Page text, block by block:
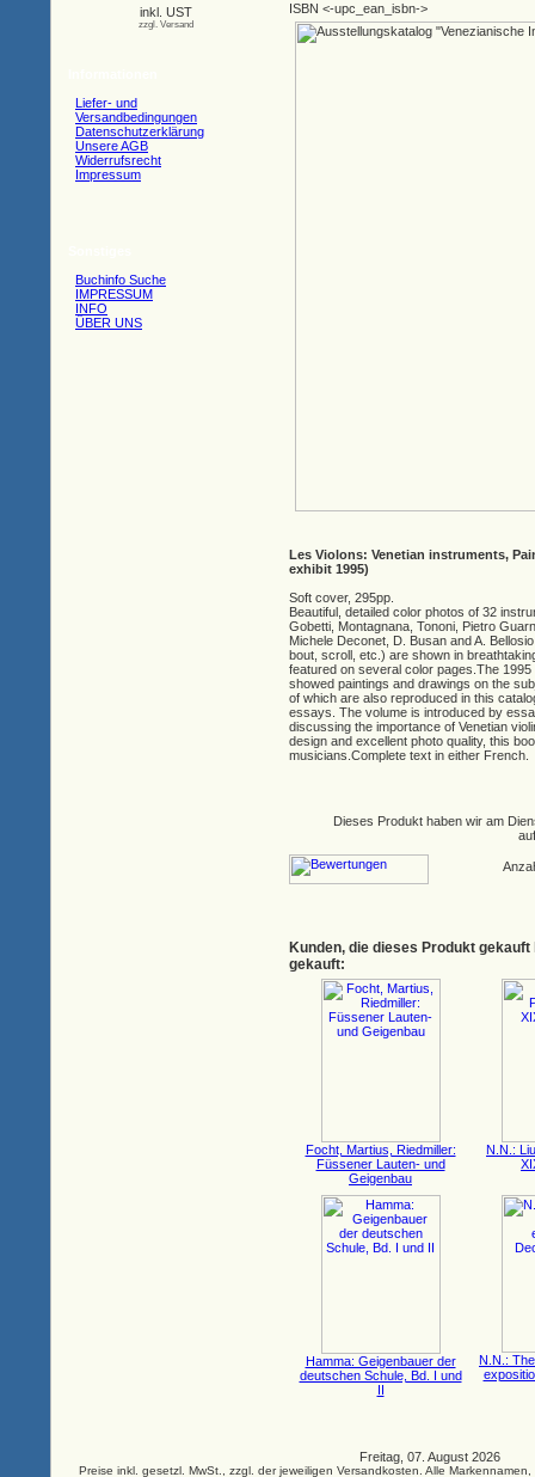
inkl. UST
zzgl. Versand
Liefer- und
Versandbedingungen
Datenschutzerklärung
Unsere AGB
Widerrufsrecht
Impressum
Buchinfo Suche
IMPRESSUM
INFO
ÜBER UNS
ISBN <-upc_ean_isbn->
Les Violons: Venetian instruments,
exhibit 1995)
Soft cover, 295pp.
Beautiful, detailed color photos of 32
Gobetti, Montagnana, Tononi, Pietro
Michele Deconet, D. Busan and A.
bout, scroll, etc.) are shown in
featured on several color pages.The 1995
showed paintings and drawings on the
of which are also reproduced in this
essays. The volume is introduced by
discussing the importance of Venetian
design and excellent photo quality, this
musicians.Complete text in either French.
Dieses Produkt haben wir am
Kunden, die dieses Produkt
gekauft:
Focht, Martius, Riedmiller:
Füssener Lauten- und
Geigenbau
N.N.:
Hamma: Geigenbauer der
deutschen Schule, Bd. I und
II
N.N.:
Freitag, 07. August 2026
Preise inkl. gesetzl. MwSt., zzgl. der jeweiligen Versandkosten. Alle